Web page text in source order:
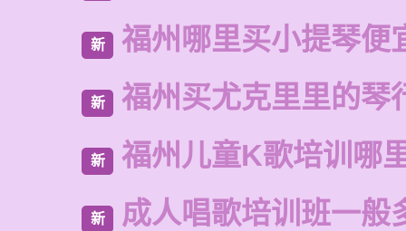
新 福州哪里买小提琴便
新 福州买尤克里里的琴
新 福州儿童K歌培训哪
新 成人唱歌培训班一般